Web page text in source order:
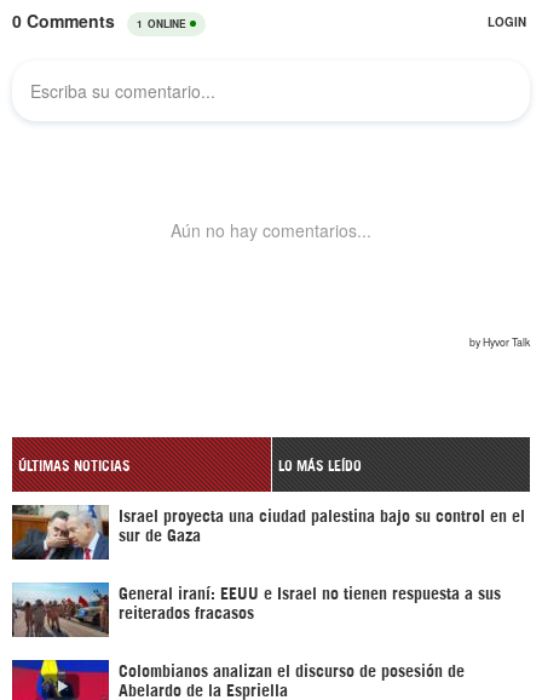
ÚLTIMAS NOTICIAS LO MÁS LEÍDO
Israel proyecta una ciudad palestina bajo su control en el
sur de Gaza
General iraní: EEUU e Israel no tienen respuesta a sus
reiterados fracasos
Colombianos analizan el discurso de posesión de
Abelardo de la Espriella